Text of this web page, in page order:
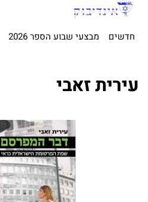
חדשים מבצעי שבוע הספר 2026
עירית זאבי